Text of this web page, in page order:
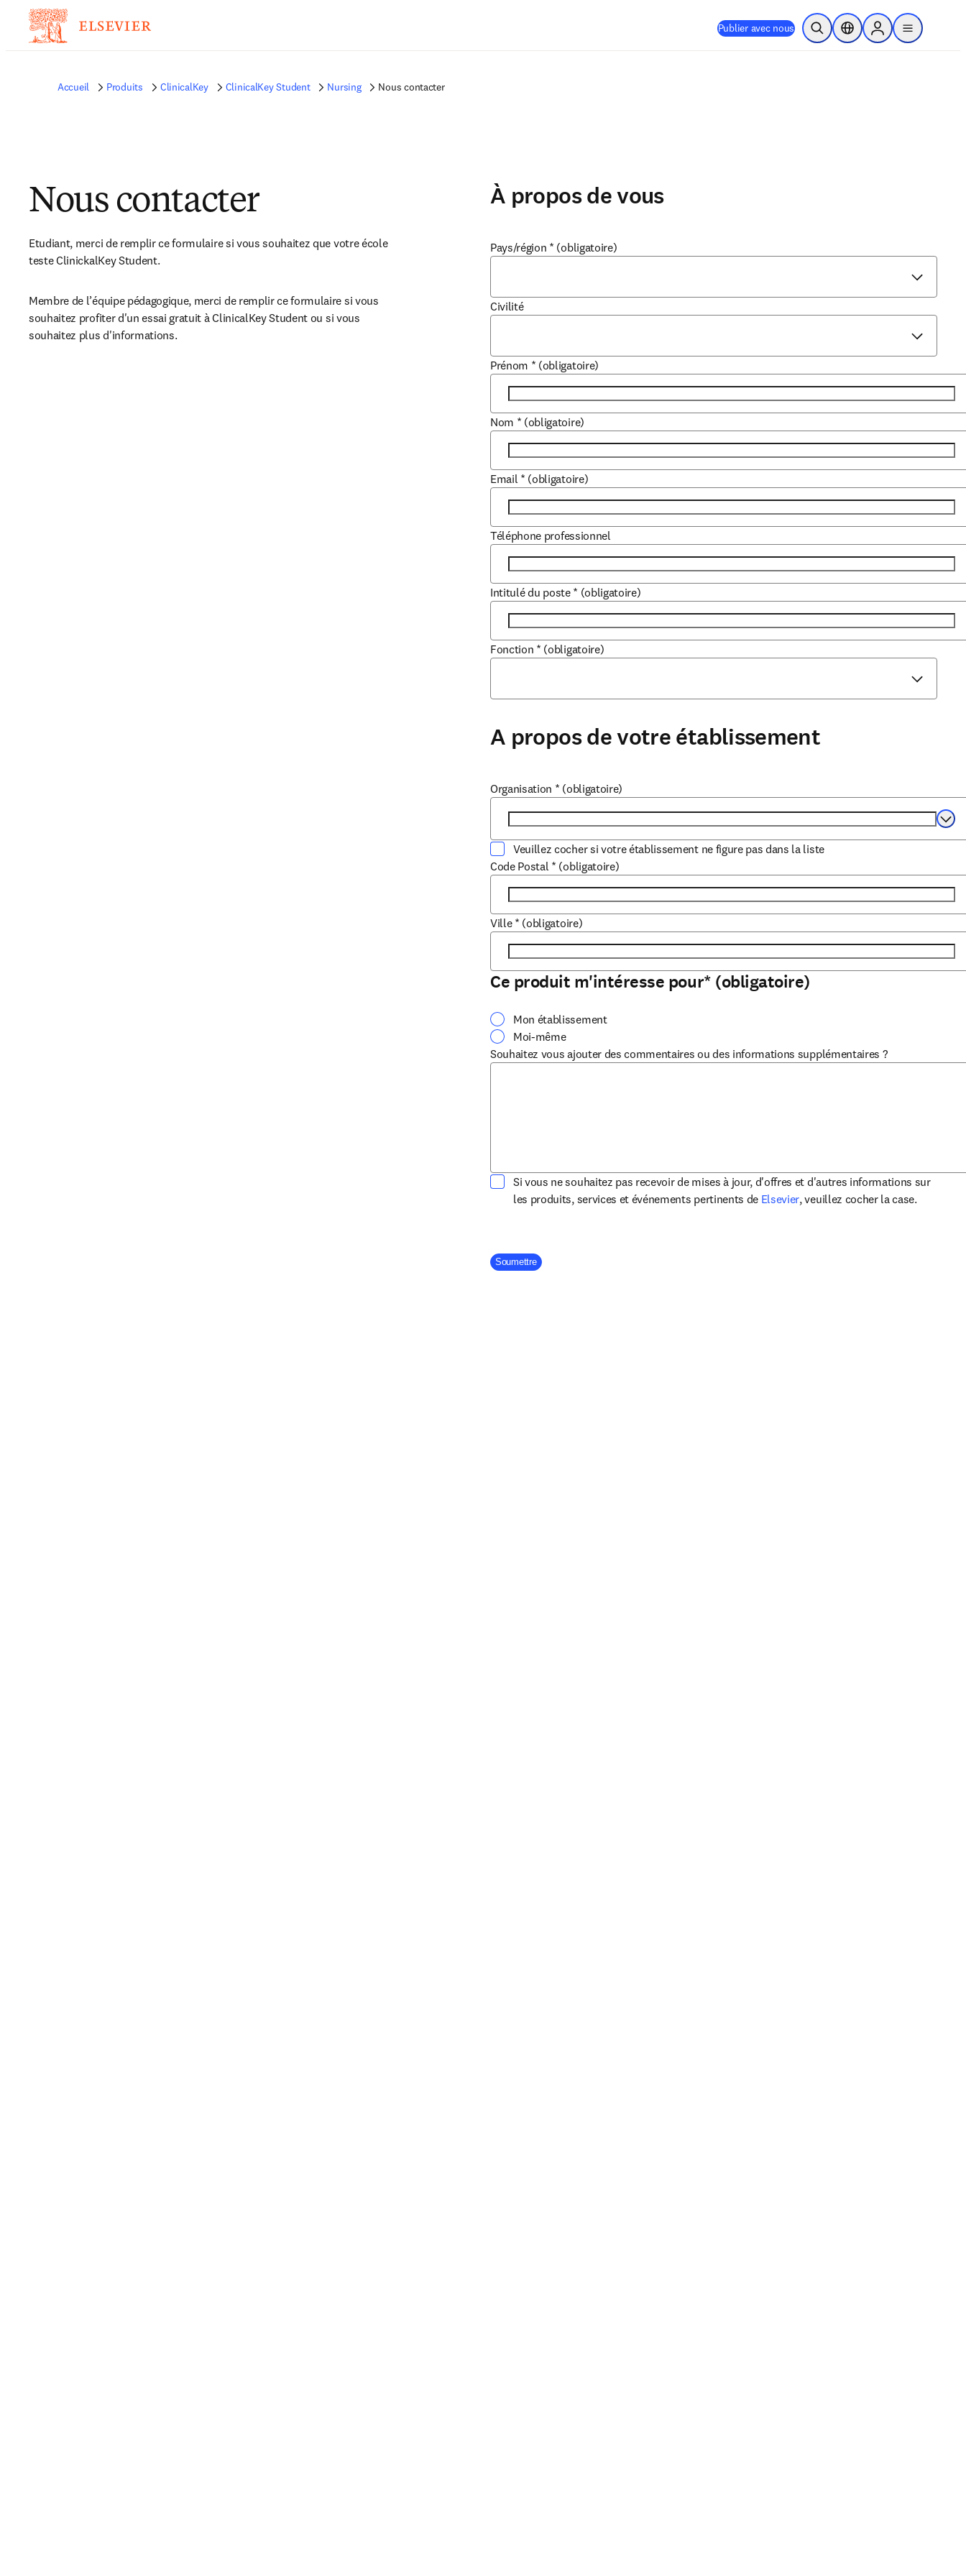
Publier avec nous Ouvrir la recherche
Sélecteur de localisation
Sign in to products
menu
Accueil Produits ClinicalKey ClinicalKey Student Nursing Nous contacter
Nous contacter
Etudiant, merci de remplir ce formulaire si vous souhaitez que votre école
teste ClinickalKey Student.
Membre de l’équipe pédagogique, merci de remplir ce formulaire si vous
souhaitez profiter d'un essai gratuit à ClinicalKey Student ou si vous
souhaitez plus d'informations.
À propos de vous
Pays/région * (obligatoire)
Civilité
Prénom * (obligatoire)
Nom * (obligatoire)
Email * (obligatoire)
Téléphone professionnel
Intitulé du poste * (obligatoire)
Fonction * (obligatoire)
A propos de votre établissement
Organisation * (obligatoire)
Veuillez cocher si votre établissement ne figure pas dans la liste
Code Postal * (obligatoire)
Ville * (obligatoire)
Ce produit m'intéresse pour* (obligatoire)
Mon établissement
Moi-même
Souhaitez vous ajouter des commentaires ou des informations supplémentaires ?
Si vous ne souhaitez pas recevoir de mises à jour, d'offres et d'autres informations sur
les produits, services et événements pertinents de Elsevieropens in new tab/window
, veuillez cocher la case.
Company Division
Soumettre